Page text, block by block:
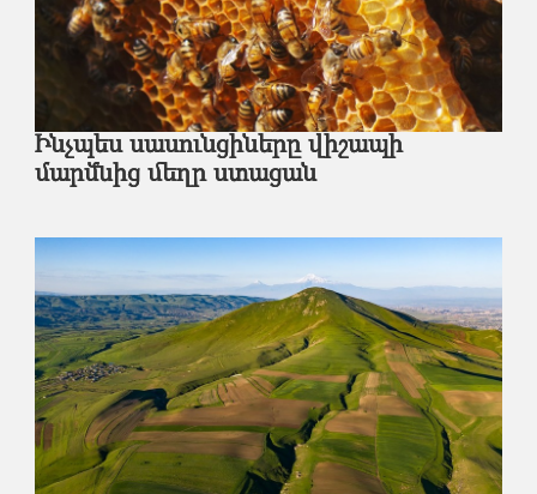
Ինչպես սասունցիները վիշապի
մարմնից մեղր ստացան